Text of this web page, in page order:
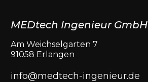
MEDtech Ingenieur GmbH
Am Weichselgarten 7
91058 Erlangen
info@medtech-ingenieur.de